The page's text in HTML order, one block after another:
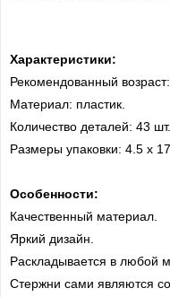
Характеристики:
Рекомендованный
Материал: пластик.
Количество деталей: 43 шт.
Размеры упаковки: 4.5 х
Особенности:
Качественный материал.
Яркий дизайн.
в любой
сами являются